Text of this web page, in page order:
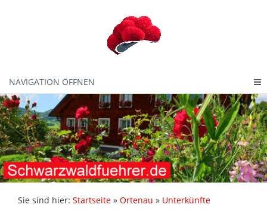
NAVIGATION ÖFFNEN
Sie sind hier: Startseite » Ortenau » Unterkünfte